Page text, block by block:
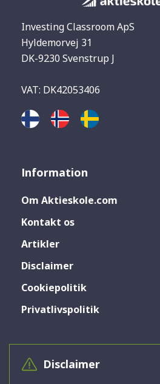
Investing Classroom ApS
Hyldemorvej 31
DK-9230 Svenstrup J
VAT: DK42053406
Information
Om Aktieskole.com
Kontakt os
Artikler
Disclaimer
Cookiepolitik
Privatlivspolitik
Disclaimer